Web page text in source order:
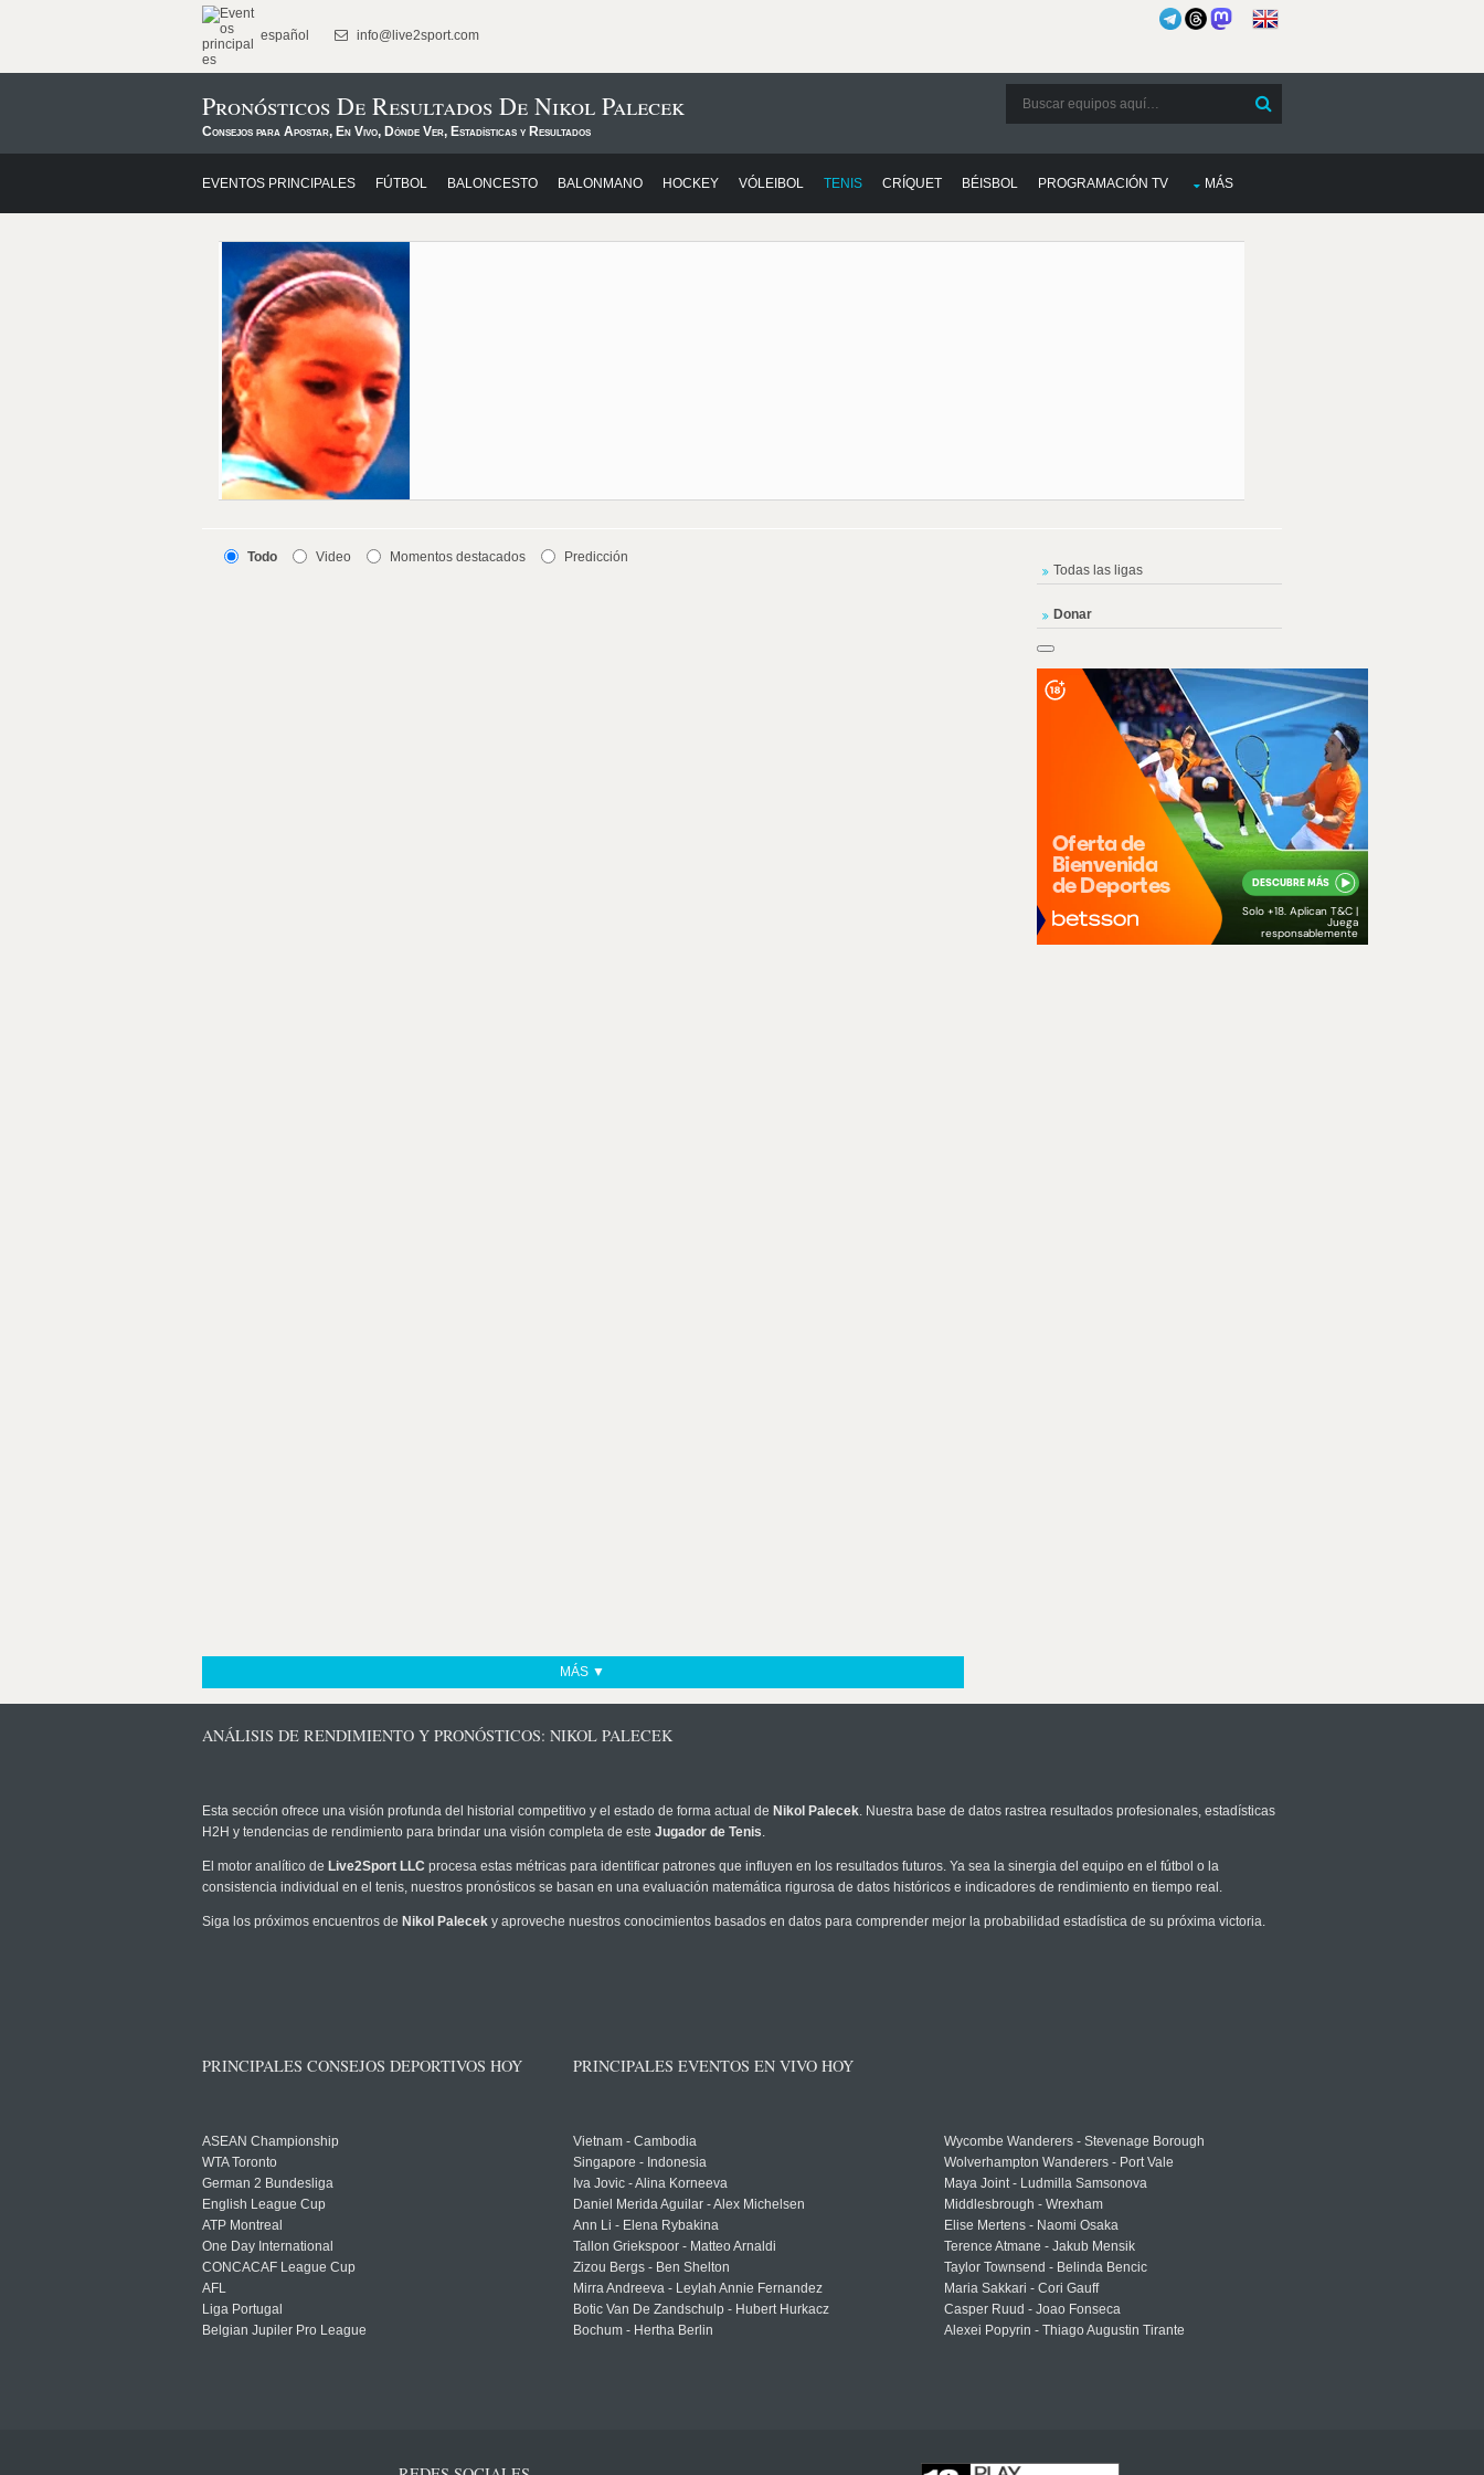
español info@live2sport.com
Pronósticos De Resultados De Nikol Palecek
Consejos para Apostar, En Vivo, Dónde Ver, Estadísticas y Resultados
EVENTOS PRINCIPALES FÚTBOL BALONCESTO BALONMANO HOCKEY VÓLEIBOL TENIS CRÍQUET BÉISBOL PROGRAMACIÓN TV MÁS
Todo Video Momentos destacados Predicción
MÁS ▼
Todas las ligas
Donar
ANÁLISIS DE RENDIMIENTO Y PRONÓSTICOS: NIKOL PALECEK
Esta sección ofrece una visión profunda del historial competitivo y el estado de forma actual de Nikol Palecek. Nuestra base de datos rastrea resultados profesionales, estadísticas
H2H y tendencias de rendimiento para brindar una visión completa de este Jugador de Tenis.
El motor analítico de Live2Sport LLC procesa estas métricas para identificar patrones que influyen en los resultados futuros. Ya sea la sinergia del equipo en el fútbol o la
consistencia individual en el tenis, nuestros pronósticos se basan en una evaluación matemática rigurosa de datos históricos e indicadores de rendimiento en tiempo real.
Siga los próximos encuentros de Nikol Palecek y aproveche nuestros conocimientos basados en datos para comprender mejor la probabilidad estadística de su próxima victoria.
PRINCIPALES CONSEJOS DEPORTIVOS HOY
ASEAN Championship
WTA Toronto
German 2 Bundesliga
English League Cup
ATP Montreal
One Day International
CONCACAF League Cup
AFL
Liga Portugal
Belgian Jupiler Pro League
PRINCIPALES EVENTOS EN VIVO HOY
Vietnam - Cambodia
Singapore - Indonesia
Iva Jovic - Alina Korneeva
Daniel Merida Aguilar - Alex Michelsen
Ann Li - Elena Rybakina
Tallon Griekspoor - Matteo Arnaldi
Zizou Bergs - Ben Shelton
Mirra Andreeva - Leylah Annie Fernandez
Botic Van De Zandschulp - Hubert Hurkacz
Bochum - Hertha Berlin
Wycombe Wanderers - Stevenage Borough
Wolverhampton Wanderers - Port Vale
Maya Joint - Ludmilla Samsonova
Middlesbrough - Wrexham
Elise Mertens - Naomi Osaka
Terence Atmane - Jakub Mensik
Taylor Townsend - Belinda Bencic
Maria Sakkari - Cori Gauff
Casper Ruud - Joao Fonseca
Alexei Popyrin - Thiago Augustin Tirante